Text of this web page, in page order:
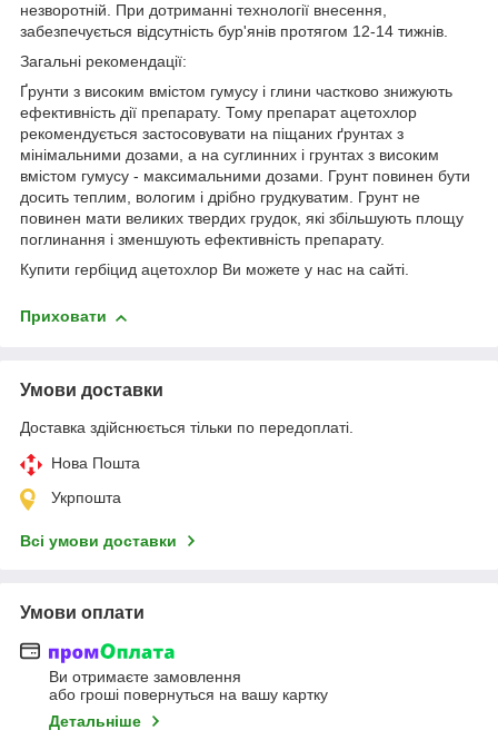
незворотній. При дотриманні технології внесення,
забезпечується відсутність бур'янів протягом 12-14 тижнів.
Загальні рекомендації:
Ґрунти з високим вмістом гумусу і глини частково знижують
ефективність дії препарату. Тому препарат ацетохлор
рекомендується застосовувати на піщаних ґрунтах з
мінімальними дозами, а на суглинних і грунтах з високим
вмістом гумусу - максимальними дозами. Грунт повинен бути
досить теплим, вологим і дрібно грудкуватим. Грунт не
повинен мати великих твердих грудок, які збільшують площу
поглинання і зменшують ефективність препарату.
Купити гербіцид ацетохлор Ви можете у нас на сайті.
Приховати
Умови доставки
Доставка здійснюється тільки по передоплаті.
Нова Пошта
Укрпошта
Всі умови доставки
Умови оплати
Ви отримаєте замовлення
або гроші повернуться на вашу картку
Детальніше